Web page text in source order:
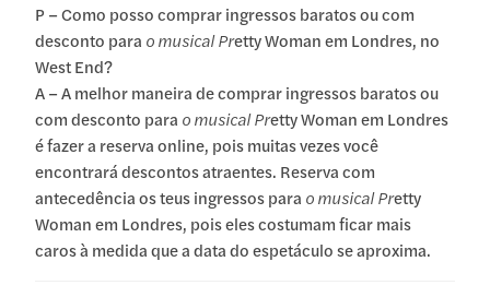
P – Como posso comprar ingressos baratos ou com
desconto para o musical Pretty Woman em Londres, no
West End?
A – A melhor maneira de comprar ingressos baratos ou
com desconto para o musical Pretty Woman em Londres
é fazer a reserva online, pois muitas vezes você
encontrará descontos atraentes. Reserva com
antecedência os teus ingressos para o musical Pretty
Woman em Londres, pois eles costumam ficar mais
caros à medida que a data do espetáculo se aproxima.